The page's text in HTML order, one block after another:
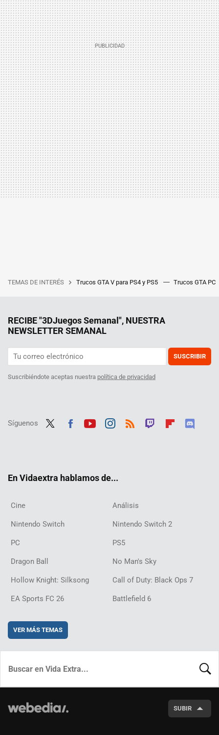
TEMAS DE INTERÉS Trucos GTA V para PS4 y PS5 Trucos GTA PC
RECIBE "3DJuegos Semanal", NUESTRA
NEWSLETTER SEMANAL
SUSCRIBIR
Suscribiéndote aceptas nuestra política de privacidad
Síguenos
En Vidaextra hablamos de...
Cine Análisis
Nintendo Switch Nintendo Switch 2
PC PS5
Dragon Ball No Man's Sky
Hollow Knight: Silksong Call of Duty: Black Ops 7
EA Sports FC 26 Battlefield 6
VER MÁS TEMAS
SUBIR